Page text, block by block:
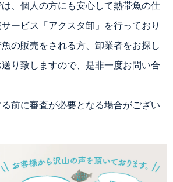
、個人の方にも安心して熱帯魚の仕
ービス「アクスタ卸」を行っており
の販売をされる方、卸業者をお探し
り致しますので、是非一度お問い合
前に審査が必要となる場合がござい